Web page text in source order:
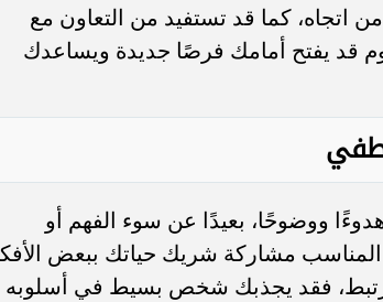
اتجاه، كما قد تستفيد من التعاون مع
قد يفتح أمامك فرصًا جديدة ويساعدك
ووضوحًا، بعيدًا عن سوء الفهم أو
المناسب مشاركة شريك حياتك ببعض
فقد يجذبك شخص بسيط في أسلوبه